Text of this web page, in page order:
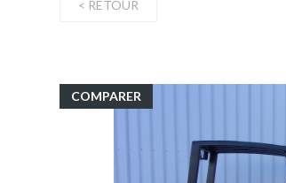
< RETOUR
COMPARER